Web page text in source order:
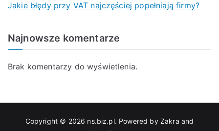
Jakie błędy przy VAT najczęściej popełniają firmy?
Najnowsze komentarze
Brak komentarzy do wyświetlenia.
Copyright © 2026 ns.biz.pl. Powered by Zakra and